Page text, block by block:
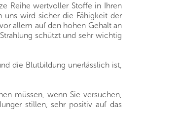
Reihe wertvoller Stoffe in Ihren
wird sicher die Fähigkeit der
allem auf den hohen Gehalt an
schützt und sehr wichtig
die Blutbildung unerlässlich ist,
müssen, wenn Sie versuchen,
stillen, sehr positiv auf das